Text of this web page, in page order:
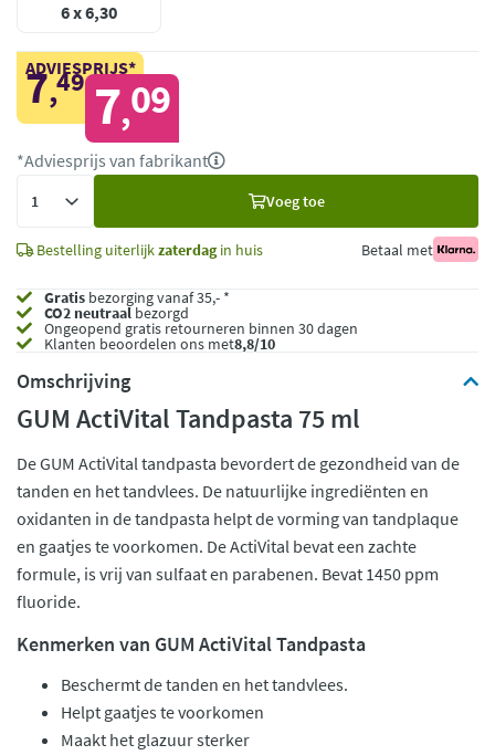
6 x 6,30
ADVIESPRIJS*
7,49 7,09
*Adviesprijs van fabrikant
Voeg toe
Bestelling uiterlijkzaterdagin huis Betaal met
Gratis bezorging vanaf 35,- *
CO2 neutraalbezorgd
Ongeopend gratis retourneren binnen 30 dagen
Klanten beoordelen ons met8,8/10
Omschrijving
GUM ActiVital Tandpasta 75 ml
De GUM ActiVital tandpasta bevordert de gezondheid van de
tanden en het tandvlees. De natuurlijke ingrediënten en
oxidanten in de tandpasta helpt de vorming van tandplaque
en gaatjes te voorkomen. De ActiVital bevat een zachte
formule, is vrij van sulfaat en parabenen. Bevat 1450 ppm
fluoride.
Kenmerken van GUM ActiVital Tandpasta
Beschermt de tanden en het tandvlees.
Helpt gaatjes te voorkomen
Maakt het glazuur sterker